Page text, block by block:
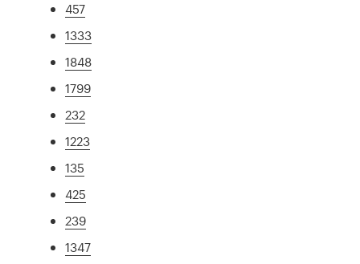
457
1333
1848
1799
232
1223
135
425
239
1347